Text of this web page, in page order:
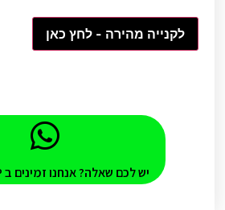
לקנייה מהירה - לחץ כאן
יש לכם שאלה? אנחנו זמינים ב WHATSAPP